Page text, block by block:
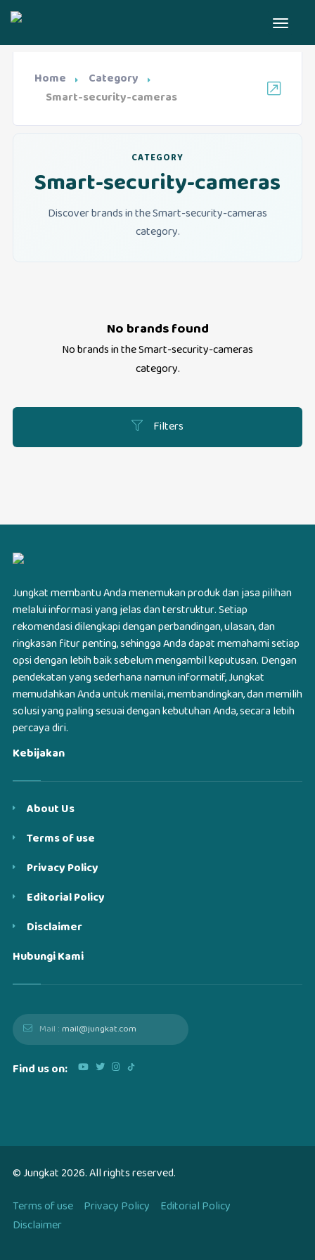
Home
Category
Smart-security-cameras
CATEGORY
Smart-security-cameras
Discover brands in the Smart-security-cameras
category.
Filters
No brands found
No brands in theSmart-security-cameras
category.
Jungkat membantu Anda menemukan produk dan jasa pilihan
melalui informasi yang jelas dan terstruktur. Setiap
rekomendasi dilengkapi dengan perbandingan, ulasan, dan
ringkasan fitur penting, sehingga Anda dapat memahami setiap
opsi dengan lebih baik sebelum mengambil keputusan. Dengan
pendekatan yang sederhana namun informatif, Jungkat
memudahkan Anda untuk menilai, membandingkan, dan memilih
solusi yang paling sesuai dengan kebutuhan Anda, secara lebih
percaya diri.
Kebijakan
About Us
Terms of use
Privacy Policy
Editorial Policy
Disclaimer
Hubungi Kami
Mail :mail@jungkat.com
Find us on:
© Jungkat2026. All rights reserved.
Terms of use Privacy Policy
Editorial Policy
Disclaimer